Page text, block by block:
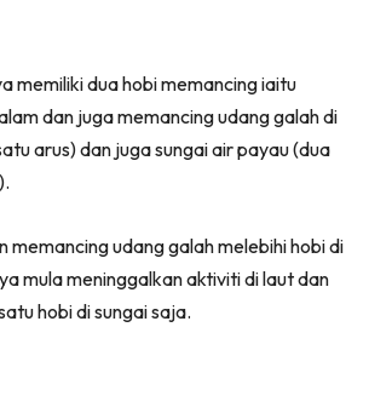
memiliki dua hobi memancing iaitu
dan juga memancing udang galah di
arus) dan juga sungai air payau (dua
memancing udang galah melebihi hobi di
mula meninggalkan aktiviti di laut dan
hobi di sungai saja.